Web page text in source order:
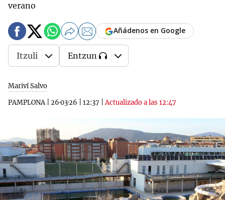
verano
Mariví Salvo
PAMPLONA| 26·03·26 12:37 |Actualizado a las 12:47
Añádenos en Google
Itzuli Entzun